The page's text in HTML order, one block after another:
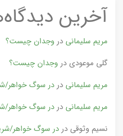
آخرین
مریم سلیمانی در وجدان چیست؟
گلی موعودی در وجدان چیست؟
مریم سلیمانی در در سوگ خواهر/
مریم سلیمانی در در سوگ خواهر/
نسیم وثوقی در در سوگ خواهر/